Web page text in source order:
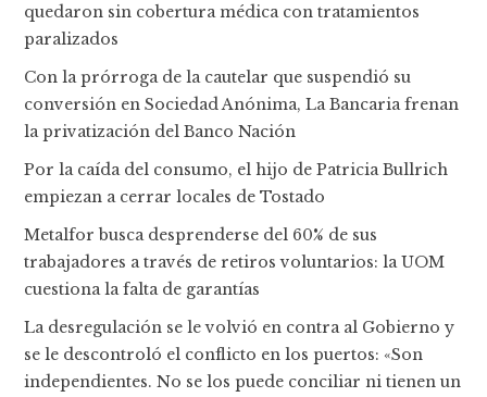
quedaron sin cobertura médica con tratamientos
paralizados
Con la prórroga de la cautelar que suspendió su
conversión en Sociedad Anónima, La Bancaria frenan
la privatización del Banco Nación
Por la caída del consumo, el hijo de Patricia Bullrich
empiezan a cerrar locales de Tostado
Metalfor busca desprenderse del 60% de sus
trabajadores a través de retiros voluntarios: la UOM
cuestiona la falta de garantías
La desregulación se le volvió en contra al Gobierno y
se le descontroló el conflicto en los puertos: «Son
independientes. No se los puede conciliar ni tienen un